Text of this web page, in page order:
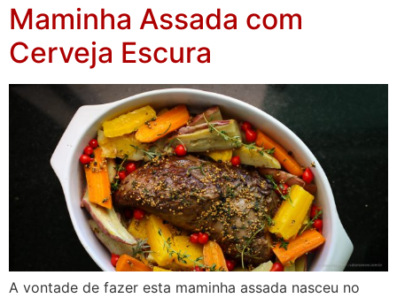
Maminha Assada com
Cerveja Escura
A vontade de fazer esta maminha assada nasceu no